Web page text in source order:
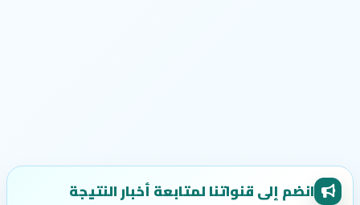
انضم إلى قنواتنا لمتابعة أخبار النتيجة